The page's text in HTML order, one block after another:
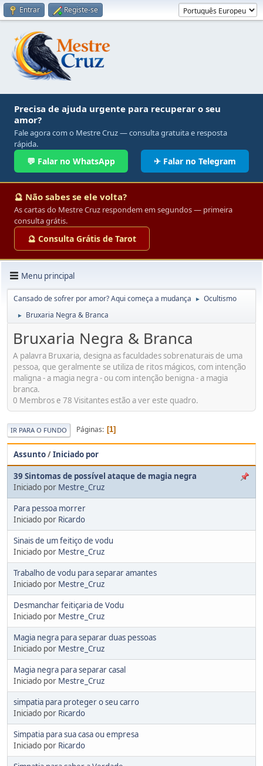
Entrar Registe-se
Precisa de ajuda urgente para recuperar o seu
amor?
Fale agora com o Mestre Cruz — consulta gratuita e resposta
rápida.
💬 Falar no WhatsApp ✈ Falar no Telegram
🔮 Não sabes se ele volta?
As cartas do Mestre Cruz respondem em segundos — primeira
consulta grátis.
🔮 Consulta Grátis de Tarot
Menu principal
Cansado de sofrer por amor? Aqui começa a mudança ► Ocultismo
► Bruxaria Negra & Branca
Bruxaria Negra & Branca
A palavra Bruxaria, designa as faculdades sobrenaturais de uma
pessoa, que geralmente se utiliza de ritos mágicos, com intenção
maligna - a magia negra - ou com intenção benigna - a magia
branca.
0 Membros e 78 Visitantes estão a ver este quadro.
IR PARA O FUNDO Páginas 1
Assunto/Iniciado por
39 Sintomas de possível ataque de magia negra
Iniciado por Mestre_Cruz
Para pessoa morrer
Iniciado por Ricardo
Sinais de um feitiço de vodu
Iniciado por Mestre_Cruz
Trabalho de vodu para separar amantes
Iniciado por Mestre_Cruz
Desmanchar feitiçaria de Vodu
Iniciado por Mestre_Cruz
Magia negra para separar duas pessoas
Iniciado por Mestre_Cruz
Magia negra para separar casal
Iniciado por Mestre_Cruz
simpatia para proteger o seu carro
Iniciado por Ricardo
Simpatia para sua casa ou empresa
Iniciado por Ricardo